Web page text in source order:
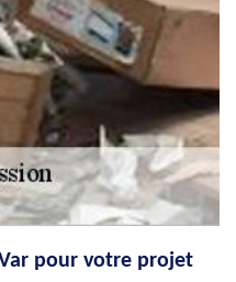
Var pour votre projet